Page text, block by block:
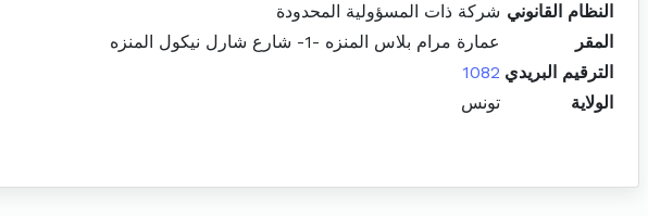
النظام القانوني شركة ذات المسؤولية المحدودة
المقر
عمارة مرام بلاس المنزه -1- شارع شارل نيكول المنزه
الترقيم البريدي 1082
الولاية
تونس